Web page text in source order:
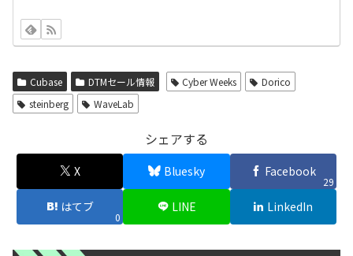
Cubase DTMセール情報 Cyber Weeks
Dorico
steinberg
WaveLab
シェアする
X Bluesky Facebook
29
はてブ
0
LINE LinkedIn